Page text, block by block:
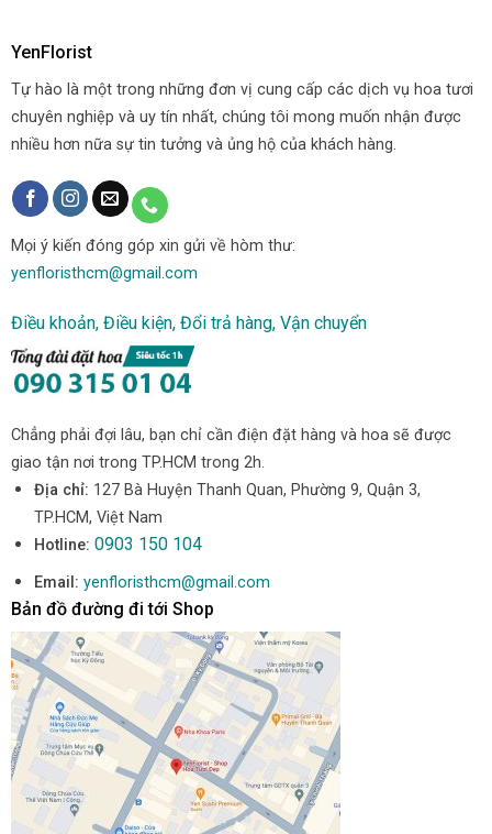
YenFlorist
Tự hào là một trong những đơn vị cung cấp các dịch vụ hoa tươi
chuyên nghiệp và uy tín nhất, chúng tôi mong muốn nhận được
nhiều hơn nữa sự tin tưởng và ủng hộ của khách hàng.
Mọi ý kiến đóng góp xin gửi về hòm thư:
yenfloristhcm@gmail.com
Điều khoản, Điều kiện, Đổi trả hàng, Vận chuyển
Chẳng phải đợi lâu, bạn chỉ cần điện đặt hàng và hoa sẽ được
giao tận nơi trong TP.HCM trong 2h.
Địa chỉ: 127 Bà Huyện Thanh Quan, Phường 9, Quận 3,
TP.HCM, Việt Nam
Hotline: 0903 150 104
Email: yenfloristhcm@gmail.com
Bản đồ đường đi tới Shop